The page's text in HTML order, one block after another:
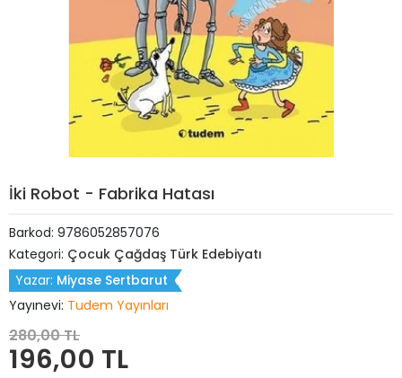
İki Robot - Fabrika Hatası
Barkod: 9786052857076
Kategori: Çocuk Çağdaş Türk Edebiyatı
Yazar: Miyase Sertbarut
Yayınevi: Tudem Yayınları
280,00 TL
196,00 TL